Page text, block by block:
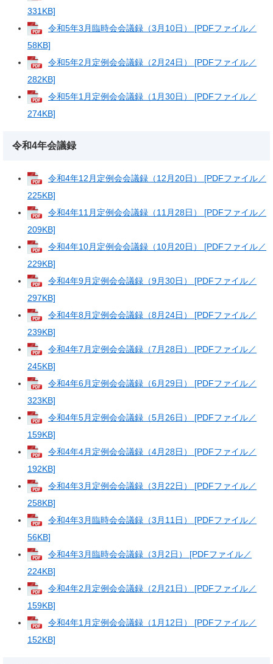
331KB]
令和5年3月臨時会会議録（3月10日） [PDFファイル／
58KB]
令和5年2月定例会会議録（2月24日） [PDFファイル／
282KB]
令和5年1月定例会会議録（1月30日） [PDFファイル／
274KB]
令和4年会議録
令和4年12月定例会会議録（12月20日） [PDFファイル／
225KB]
令和4年11月定例会会議録（11月28日） [PDFファイル／
209KB]
令和4年10月定例会会議録（10月20日） [PDFファイル／
229KB]
令和4年9月定例会会議録（9月30日） [PDFファイル／
297KB]
令和4年8月定例会会議録（8月24日） [PDFファイル／
239KB]
令和4年7月定例会会議録（7月28日） [PDFファイル／
245KB]
令和4年6月定例会会議録（6月29日） [PDFファイル／
323KB]
令和4年5月定例会会議録（5月26日） [PDFファイル／
159KB]
令和4年4月定例会会議録（4月28日） [PDFファイル／
192KB]
令和4年3月定例会会議録（3月22日） [PDFファイル／
258KB]
令和4年3月臨時会会議録（3月11日） [PDFファイル／
56KB]
令和4年3月臨時会会議録（3月2日） [PDFファイル／
224KB]
令和4年2月定例会会議録（2月21日） [PDFファイル／
159KB]
令和4年1月定例会会議録（1月12日） [PDFファイル／
152KB]